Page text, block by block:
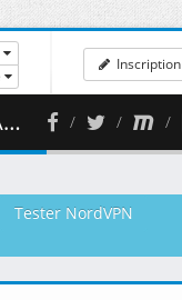
Inscription
Tester NordVPN